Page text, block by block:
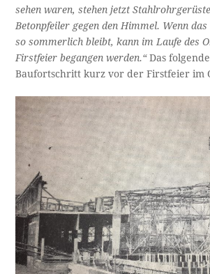
sehen waren, stehen jetzt
Betonpfeiler gegen den Himmel. Wenn
so sommerlich bleibt, kann im Laufe des
Firstfeier begangen werden.“Das
Baufortschritt kurz vor der Firstfeier im